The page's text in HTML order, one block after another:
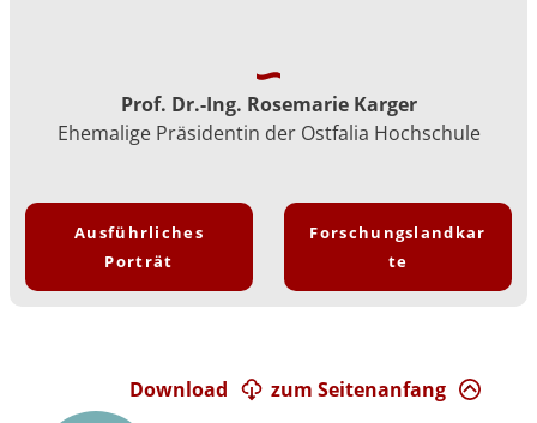
Prof. Dr.-Ing. Rosemarie Karger
Ehemalige Präsidentin der Ostfalia Hochschule
Ausführliches
Porträt
Forschungslandkar
te
zum Seitenanfang
Download